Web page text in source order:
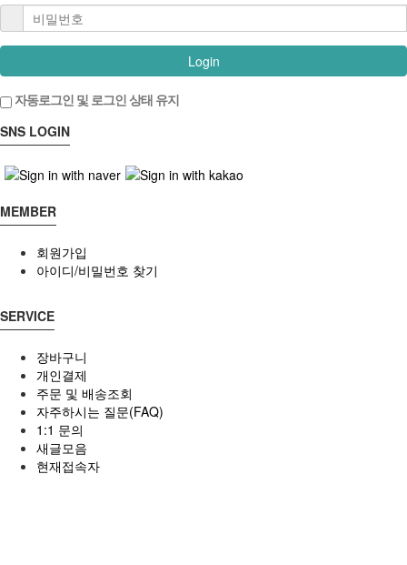
Login
자동로그인 및 로그인 상태 유지
SNS LOGIN
MEMBER
회원가입
아이디/비밀번호 찾기
SERVICE
장바구니
개인결제
주문 및 배송조회
자주하시는 질문(FAQ)
1:1 문의
새글모음
현재접속자